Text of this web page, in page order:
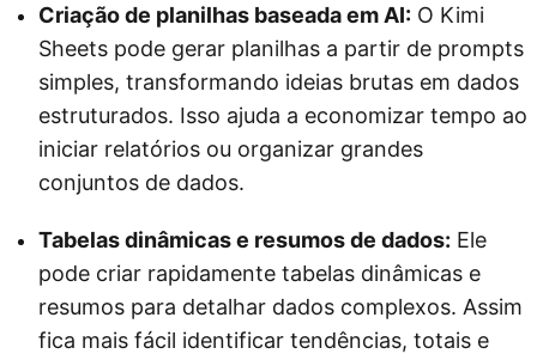
Criação de planilhas baseada em AI: O Kimi
Sheets pode gerar planilhas a partir de prompts
simples, transformando ideias brutas em dados
estruturados. Isso ajuda a economizar tempo ao
iniciar relatórios ou organizar grandes
conjuntos de dados.
Tabelas dinâmicas e resumos de dados: Ele
pode criar rapidamente tabelas dinâmicas e
resumos para detalhar dados complexos. Assim
fica mais fácil identificar tendências, totais e